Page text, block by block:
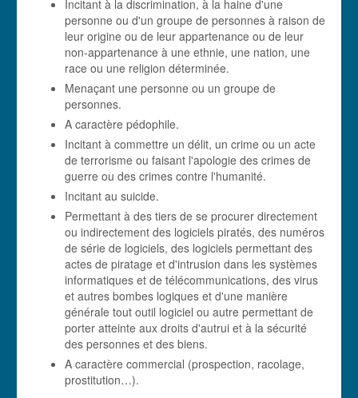
Incitant à la discrimination, à la haine d'une
personne ou d'un groupe de personnes à raison de
leur origine ou de leur appartenance ou de leur
non-appartenance à une ethnie, une nation, une
race ou une religion déterminée.
Menaçant une personne ou un groupe de
personnes.
A caractère pédophile.
Incitant à commettre un délit, un crime ou un acte
de terrorisme ou faisant l'apologie des crimes de
guerre ou des crimes contre l'humanité.
Incitant au suicide.
Permettant à des tiers de se procurer directement
ou indirectement des logiciels piratés, des numéros
de série de logiciels, des logiciels permettant des
actes de piratage et d'intrusion dans les systèmes
informatiques et de télécommunications, des virus
et autres bombes logiques et d'une manière
générale tout outil logiciel ou autre permettant de
porter atteinte aux droits d'autrui et à la sécurité
des personnes et des biens.
A caractère commercial (prospection, racolage,
prostitution…).